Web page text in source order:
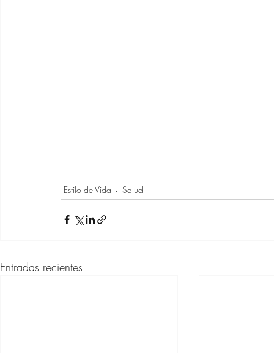
Estilo de Vida Salud
Entradas recientes